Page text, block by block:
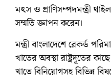
মৎস ও প্রাণিসম্পদমন্ত্রী
সম্মতি জ্ঞাপন করেন।
মন্ত্রী বাংলাদেশে রেকর্ড
খাতের অবস্থা রাষ্ট্রদূতের
খাতে বিনিয়োগসহ বিভিন্ন